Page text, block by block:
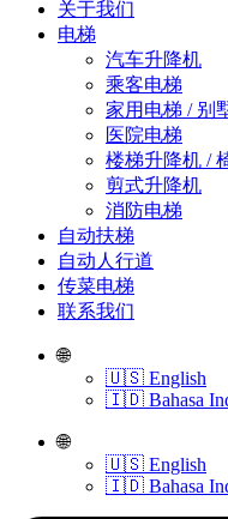
关于我们
电梯
​汽车升降机
​乘客电梯
家用电梯 / 别
​医院电梯
楼梯升降机 /
​剪式升降机
​消防电梯
自动扶梯
自动人行道
传菜电梯
联系我们
🌐
🇺🇸 English
🇮🇩 Bahasa
🌐
🇺🇸 English
🇮🇩 Bahasa